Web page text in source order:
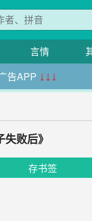
言情
告APP ↓↓↓
败后》
存书签